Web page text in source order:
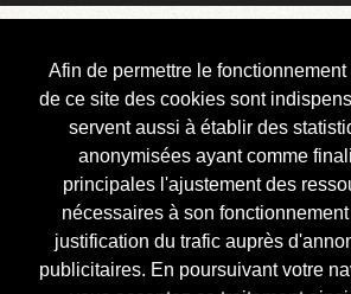
Afin de permettre le fonctionnement
de ce site des cookies sont
servent aussi à établir des
anonymisées ayant comme
principales l'ajustement des
nécessaires à son
justification du trafic auprès
publicitaires. En poursuivant votre
Courbis, « LE »
Blog Officiel
Bienvenue
Réalisations
Divers (et d’été)